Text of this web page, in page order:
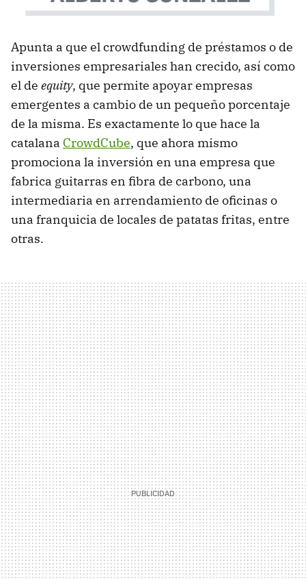
Apunta a que el crowdfunding de préstamos o de
inversiones empresariales han crecido, así como
el de equity, que permite apoyar empresas
emergentes a cambio de un pequeño porcentaje
de la misma. Es exactamente lo que hace la
catalana CrowdCube, que ahora mismo
promociona la inversión en una empresa que
fabrica guitarras en fibra de carbono, una
intermediaria en arrendamiento de oficinas o
una franquicia de locales de patatas fritas, entre
otras.